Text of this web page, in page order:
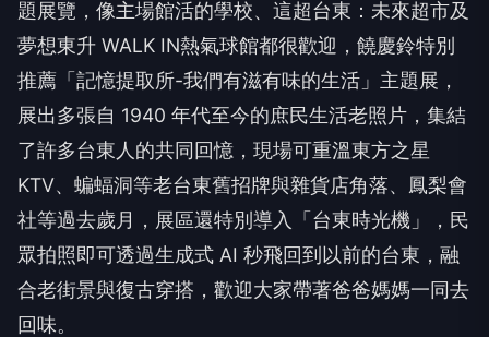
題展覽，像主場館活的學校、這超台東：未來超市及
夢想東升 WALK IN熱氣球館都很歡迎，饒慶鈴特別
推薦「記憶提取所-我們有滋有味的生活」主題展，
展出多張自 1940 年代至今的庶民生活老照片，集結
了許多台東人的共同回憶，現場可重溫東方之星
KTV、蝙蝠洞等老台東舊招牌與雜貨店角落、鳳梨會
社等過去歲月，展區還特別導入「台東時光機」，民
眾拍照即可透過生成式 AI 秒飛回到以前的台東，融
合老街景與復古穿搭，歡迎大家帶著爸爸媽媽一同去
回味。